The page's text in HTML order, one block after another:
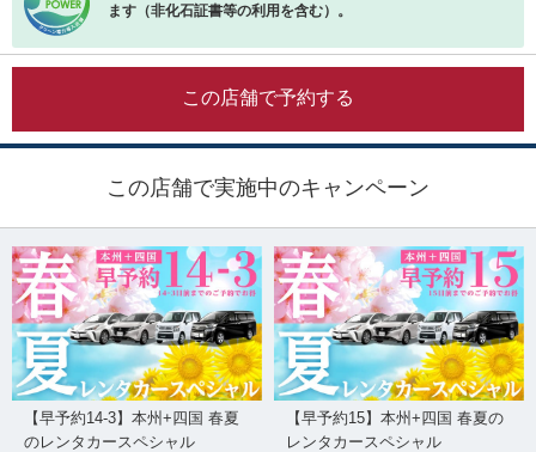
ます（非化石証書等の利用を含む）。
この店舗で予約する
この店舗で実施中のキャンペーン
【早予約14-3】本州+四国 春夏
のレンタカースペシャル
【早予約15】本州+四国 春夏の
レンタカースペシャル